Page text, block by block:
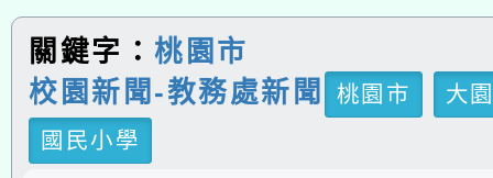
關鍵字：桃園市
校園新聞-教務處新聞
桃園市
大
國民小學